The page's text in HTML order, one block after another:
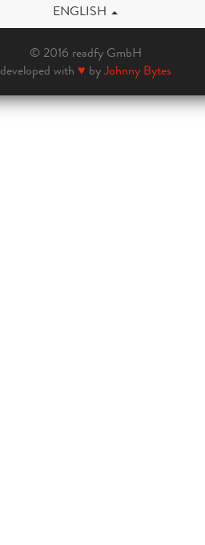
ENGLISH
© 2016 readfy GmbH
developed with ♥ byJohnny Bytes